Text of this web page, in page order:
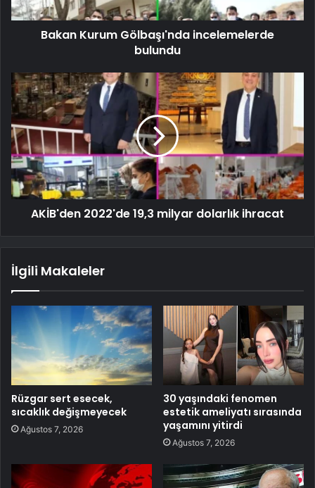
Bakan Kurum Gölbaşı'nda incelemelerde
bulundu
AKİB'den 2022'de 19,3 milyar dolarlık ihracat
İlgili Makaleler
Rüzgar sert esecek,
sıcaklık değişmeyecek
Ağustos 7, 2026
30 yaşındaki fenomen
estetik ameliyatı sırasında
yaşamını yitirdi
Ağustos 7, 2026